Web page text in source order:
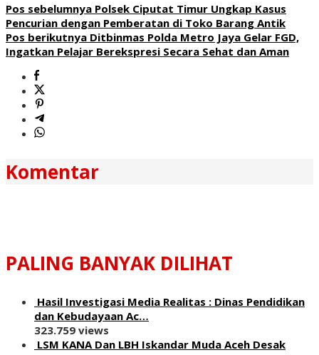
Pos sebelumnya Polsek Ciputat Timur Ungkap Kasus
Pencurian dengan Pemberatan di Toko Barang Antik
Pos berikutnya Ditbinmas Polda Metro Jaya Gelar FGD,
Ingatkan Pelajar Berekspresi Secara Sehat dan Aman
Komentar
PALING BANYAK DILIHAT
Hasil Investigasi Media Realitas : ‎Dinas Pendidikan
dan Kebudayaan Ac…
323.759 views
LSM KANA Dan LBH Iskandar Muda Aceh Desak